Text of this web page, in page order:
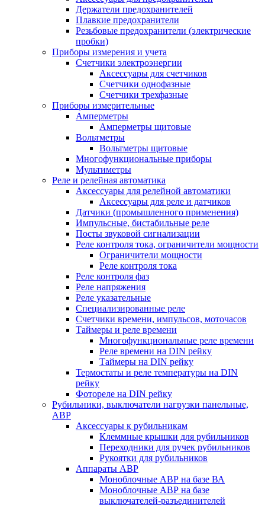
Держатели предохранителей
Плавкие предохранители
Резьбовые предохранители (электрические
пробки)
Приборы измерения и учета
Счетчики электроэнергии
Аксессуары для счетчиков
Счетчики однофазные
Счетчики трехфазные
Приборы измерительные
Амперметры
Амперметры щитовые
Вольтметры
Вольтметры щитовые
Многофункциональные приборы
Мультиметры
Реле и релейная автоматика
Аксессуары для релейной автоматики
Аксессуары для реле и датчиков
Датчики (промышленного применения)
Импульсные, бистабильные реле
Посты звуковой сигнализации
Реле контроля тока, ограничители мощности
Ограничители мощности
Реле контроля тока
Реле контроля фаз
Реле напряжения
Реле указательные
Специализированные реле
Счетчики времени, импульсов, моточасов
Таймеры и реле времени
Многофункциональные реле времени
Реле времени на DIN рейку
Таймеры на DIN рейку
Термостаты и реле температуры на DIN
рейку
Фотореле на DIN рейку
Рубильники, выключатели нагрузки панельные,
АВР
Аксессуары к рубильникам
Клеммные крышки для рубильников
Переходники для ручек рубильников
Рукоятки для рубильников
Аппараты АВР
Моноблочные АВР на базе ВА
Моноблочные АВР на базе
выключателей-разъединителей